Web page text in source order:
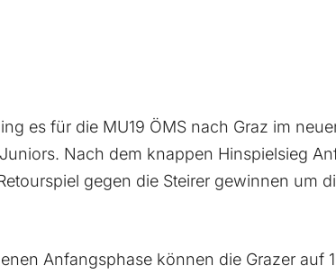
es für die MU19 ÖMS nach Graz im
Juniors. Nach dem knappen Hinspielsieg
gegen die Steirer gewinnen um
Anfangsphase können die Grazer auf